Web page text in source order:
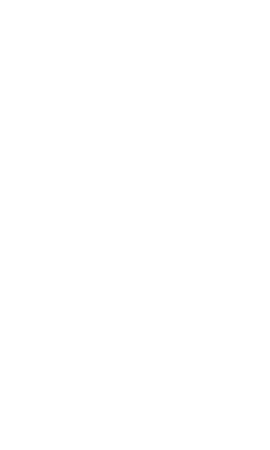
auf Informationen auf einem Endgerät
zur Auswahl von Werbeanzeigen